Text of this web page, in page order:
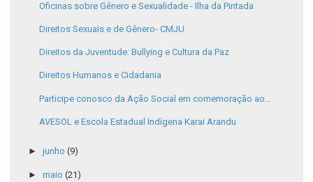
Oficinas sobre Gênero e Sexualidade - Ilha da Pintada
Direitos Sexuais e de Gênero- CMJU
Direitos da Juventude: Bullying e Cultura da Paz
Direitos Humanos e Cidadania
Participe conosco da Ação Social em comemoração ao...
AVESOL e Escola Estadual Indígena Karai Arandu
► junho (9)
► maio (21)